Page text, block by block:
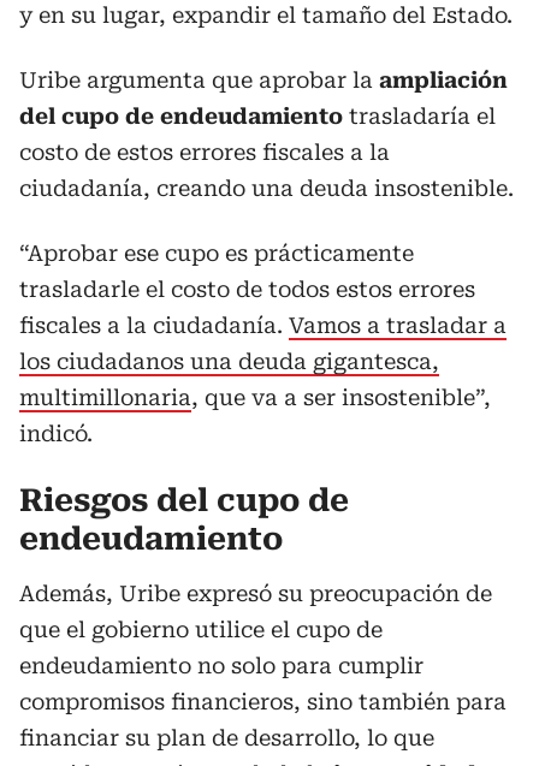
y en su lugar, expandir el tamaño del Estado.
Uribe argumenta que aprobar la ampliación
del cupo de endeudamiento trasladaría el
costo de estos errores fiscales a la
ciudadanía, creando una deuda insostenible.
“Aprobar ese cupo es prácticamente
trasladarle el costo de todos estos errores
fiscales a la ciudadanía. Vamos a trasladar a
los ciudadanos una deuda gigantesca,
multimillonaria, que va a ser insostenible”,
indicó.
Riesgos del cupo de
endeudamiento
Además, Uribe expresó su preocupación de
que el gobierno utilice el cupo de
endeudamiento no solo para cumplir
compromisos financieros, sino también para
financiar su plan de desarrollo, lo que